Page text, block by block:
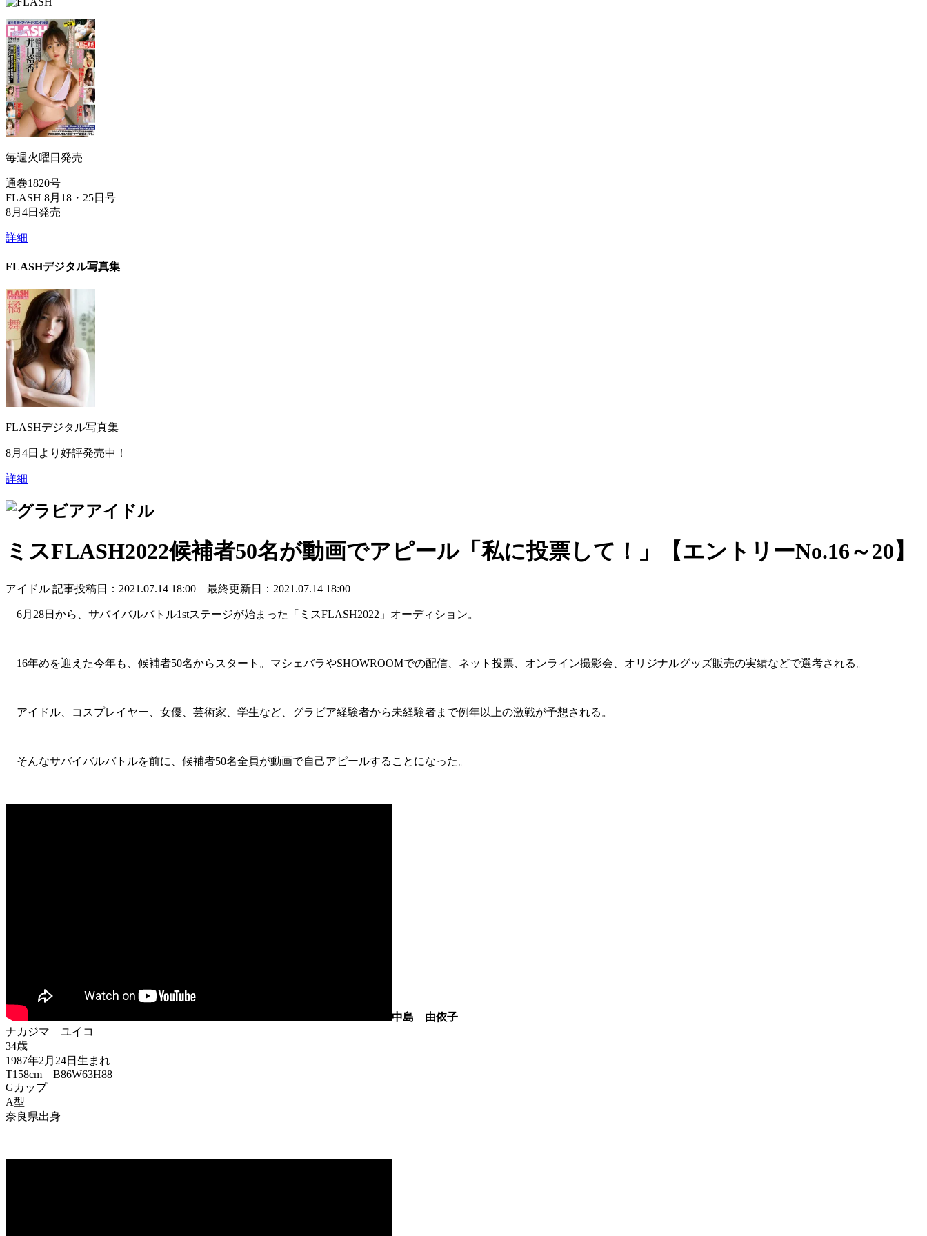
毎週火曜日発売
通巻1820号
FLASH 8月18・25日号
8月4日発売
詳細
FLASHデジタル写真集
FLASHデジタル写真集
8月4日より好評発売中！
詳細
アイドル
ミスFLASH2022候補者50名が動画でアピール「私に投票して！」【エントリーNo.16～20】
アイドル 記事投稿日：2021.07.14 18:00 最終更新日：2021.07.14 18:00
6月28日から、サバイバルバトル1stステージが始まった「ミスFLASH2022」オーディション。
16年めを迎えた今年も、候補者50名からスタート。マシェバラやSHOWROOMでの配信、ネット投票、オンライン撮影会、オリジナルグッズ販売の実績などで選考される。
アイドル、コスプレイヤー、女優、芸術家、学生など、グラビア経験者から未経験者まで例年以上の激戦が予想される。
そんなサバイバルバトルを前に、候補者50名全員が動画で自己アピールすることになった。
中島 由依子
ナカジマ ユイコ
34歳
1987年2月24日生まれ
T158cm B86W63H88
Gカップ
A型
奈良県出身